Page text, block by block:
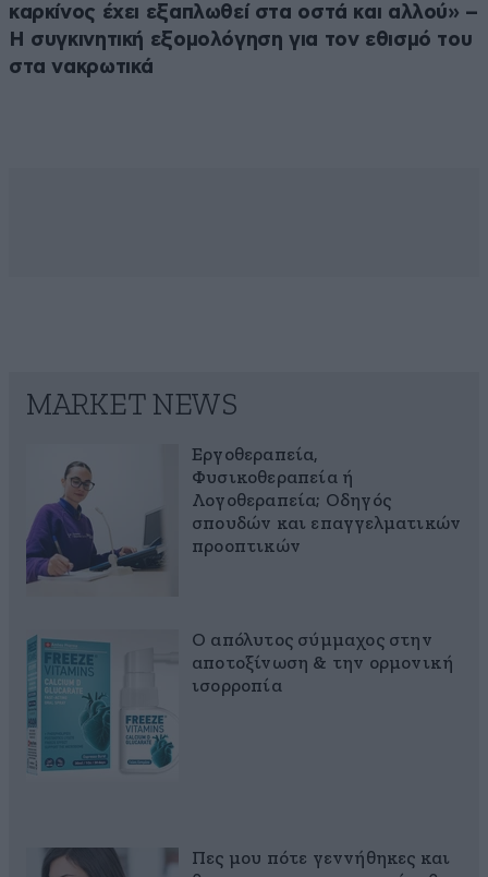
καρκίνος έχει εξαπλωθεί στα οστά και αλλού» –
Η συγκινητική εξομολόγηση για τον εθισμό του
στα νακρωτικά
MARKET NEWS
Εργοθεραπεία,
Φυσικοθεραπεία ή
Λογοθεραπεία; Οδηγός
σπουδών και επαγγελματικών
προοπτικών
Ο απόλυτος σύμμαχος στην
αποτοξίνωση & την ορμονική
ισορροπία
Πες μου πότε γεννήθηκες και